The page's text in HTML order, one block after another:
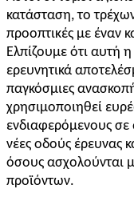
κατάσταση, το
προοπτικές με έναν
Ελπίζουμε ότι αυτή
ερευνητικά
παγκόσμιες
χρησιμοποιηθεί
ενδιαφερόμενους σε
νέες οδούς έρευνας
όσους ασχολούνται
προϊόντων.